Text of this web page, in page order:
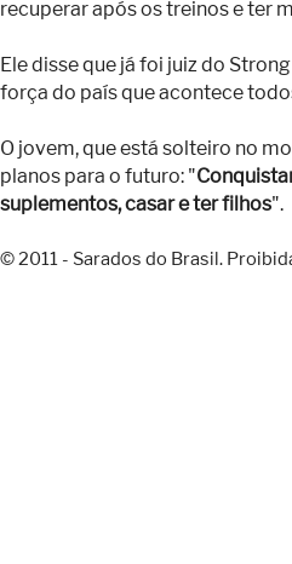
recuperar após os treinos e ter
Ele disse que já foi juiz do
força do país que acontece
O jovem, que está solteiro no
planos para o futuro: "
suplementos, casar e ter filhos".
© 2011 - Sarados do Brasil.